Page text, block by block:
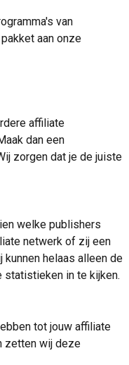
van
aan onze
affiliate
dan een
zorgen dat je de juiste
welke publishers
netwerk of zij een
kunnen helaas alleen de
statistieken in te kijken.
tot jouw affiliate
zetten wij deze